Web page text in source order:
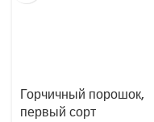
Горчичный порошок,
первый сорт